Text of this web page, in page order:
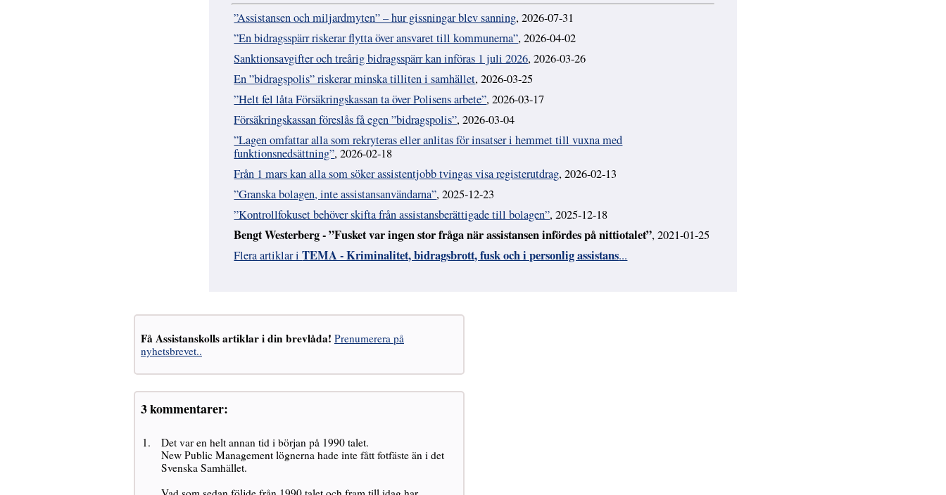
”Assistansen och miljardmyten” – hur gissningar blev sanning, 2026-07-31
”En bidragsspärr riskerar flytta över ansvaret till kommunerna”, 2026-04-02
Sanktionsavgifter och treårig bidragsspärr kan införas 1 juli 2026, 2026-03-26
En ”bidragspolis” riskerar minska tilliten i samhället, 2026-03-25
”Helt fel låta Försäkringskassan ta över Polisens arbete”, 2026-03-17
Försäkringskassan föreslås få egen ”bidragspolis”, 2026-03-04
”Lagen omfattar alla som rekryteras eller anlitas för insatser i hemmet till vuxna med
funktionsnedsättning”, 2026-02-18
Från 1 mars kan alla som söker assistentjobb tvingas visa registerutdrag, 2026-02-13
”Granska bolagen, inte assistansanvändarna”, 2025-12-23
”Kontrollfokuset behöver skifta från assistansberättigade till bolagen”, 2025-12-18
Bengt Westerberg - ”Fusket var ingen stor fråga när assistansen infördes på nittiotalet”, 2021-01-25
Flera artiklar iTEMA - Kriminalitet, bidragsbrott, fusk och i personlig assistans...
Få Assistanskolls artiklar i din brevlåda! Prenumerera på
nyhetsbrevet..
3 kommentarer:
Det var en helt annan tid i början på 1990 talet.
New Public Management lögnerna hade inte fått fotfäste än i det
Svenska Samhället.